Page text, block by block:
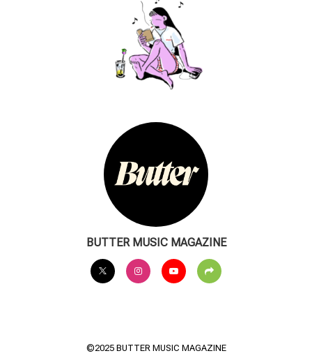
BUTTER MUSIC MAGAZINE
©2025 BUTTER MUSIC MAGAZINE